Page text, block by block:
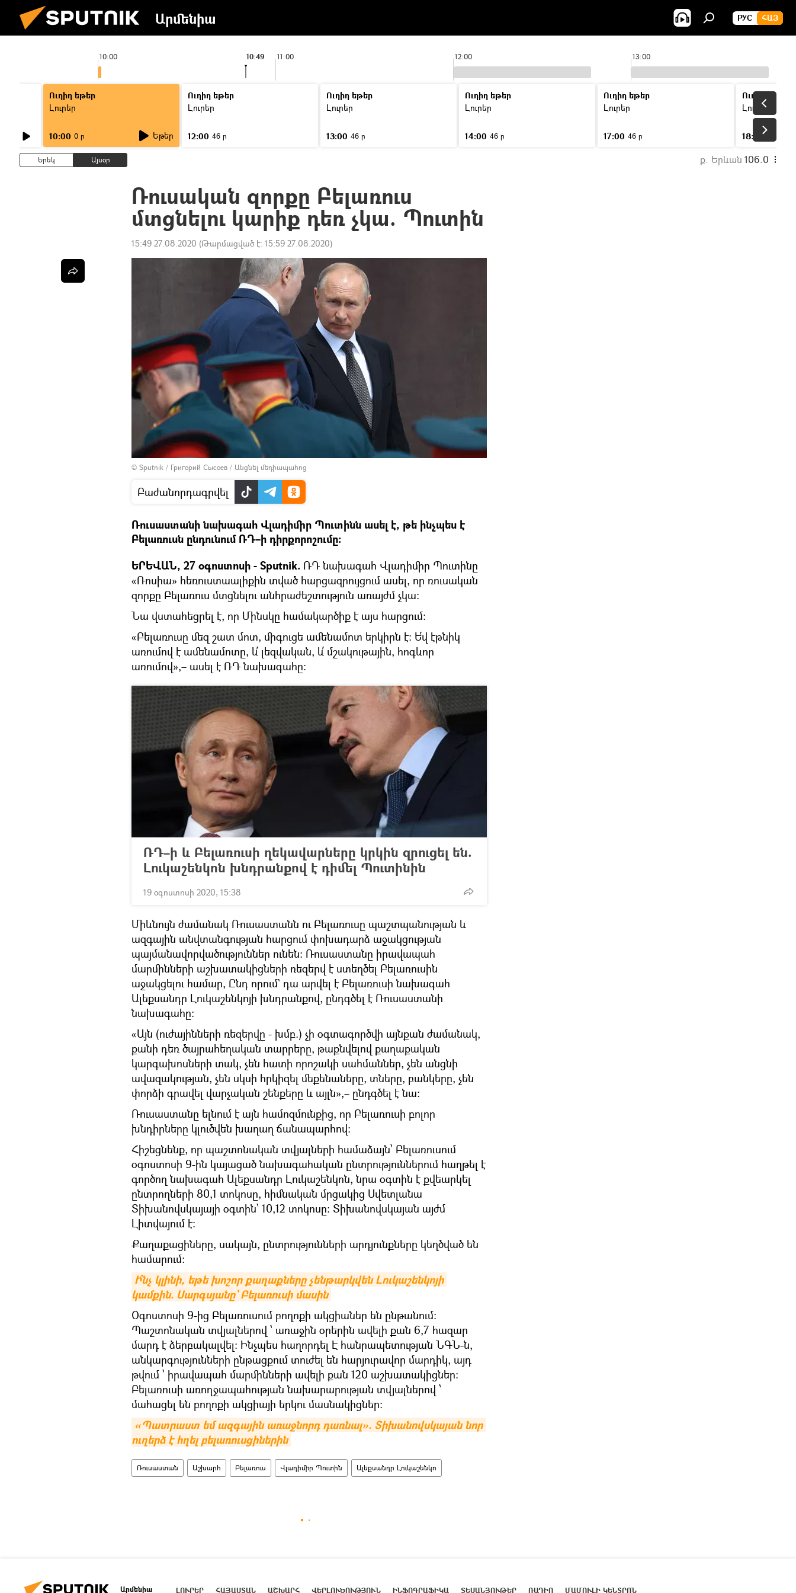
Արմենիա РУС ՀԱՅ
10:00 11:00 12:00 13:00
10:49
Ուղիղ եթեր
Լուրեր
10:00 0 ր Եթեր
Ուղիղ եթեր
Լուրեր
12:00 46 ր
Ուղիղ եթեր
Լուրեր
13:00 46 ր
Ուղիղ եթեր
Լուրեր
14:00 46 ր
Ուղիղ եթեր
Լուրեր
17:00 46 ր
Ուղիղ եթեր
Լուրեր
18:00
Երեկ Այսօր ք. Երևան 106.0
Ռուսական զորքը Բելառուս
մտցնելու կարիք դեռ չկա. Պուտին
15:49 27.08.2020 (Թարմացված է: 15:59 27.08.2020)
© Sputnik / Григорий Сысоев / Անցնել մեդիապահոց
Բաժանորդագրվել
Ռուսաստանի նախագահ Վլադիմիր Պուտինն ասել է, թե ինչպես է
Բելառուսն ընդունում ՌԴ–ի դիրքորոշումը։
ԵՐԵՎԱՆ, 27 օգոստոսի - Sputnik. ՌԴ նախագահ Վլադիմիր Պուտինը
«Ռոսիա» հեռուստաալիքին տված հարցազրույցում ասել, որ ռուսական
զորքը Բելառուս մտցնելու անհրաժեշտություն առայժմ չկա։
Նա վստահեցրել է, որ Մինսկը համակարծիք է այս հարցում։
«Բելառուսը մեզ շատ մոտ, միգուցե ամենամոտ երկիրն է։ Ե՛վ էթնիկ
առումով է ամենամոտը, և՛ լեզվական, և՛ մշակութային, հոգևոր
առումով»,– ասել է ՌԴ նախագահը։
ՌԴ–ի և Բելառուսի ղեկավարները կրկին զրուցել են.
Լուկաշենկոն խնդրանքով է դիմել Պուտինին
19 օգոստոսի 2020, 15:38
Միևնույն ժամանակ Ռուսաստանն ու Բելառուսը պաշտպանության և
ազգային անվտանգության հարցում փոխադարձ աջակցության
պայմանավորվածություններ ունեն: Ռուսաստանը իրավապահ
մարմինների աշխատակիցների ռեզերվ է ստեղծել Բելառուսին
աջակցելու համար, Ընդ որում` դա արվել է Բելառուսի նախագահ
Ալեքսանդր Լուկաշենկոյի խնդրանքով, ընդգծել է Ռուսաստանի
նախագահը:
«Այն (ուժայինների ռեզերվը - խմբ.) չի օգտագործվի այնքան ժամանակ,
քանի դեռ ծայրահեղական տարրերը, թաքնվելով քաղաքական
կարգախոսների տակ, չեն հատի որոշակի սահմաններ, չեն անցնի
ավազակության, չեն սկսի հրկիզել մեքենաները, տները, բանկերը, չեն
փորձի գրավել վարչական շենքերը և այլն»,– ընդգծել է նա:
Ռուսաստանը ելնում է այն համոզմունքից, որ Բելառուսի բոլոր
խնդիրները կլուծվեն խաղաղ ճանապարհով։
Հիշեցնենք, որ պաշտոնական տվյալների համաձայն՝ Բելառուսում
օգոստոսի 9-ին կայացած նախագահական ընտրություններում հաղթել է
գործող նախագահ Ալեքսանդր Լուկաշենկոն, նրա օգտին է քվեարկել
ընտրողների 80,1 տոկոսը, հիմնական մրցակից Սվետլանա
Տիխանովսկայայի օգտին՝ 10,12 տոկոսը: Տիխանովսկայան այժմ
Լիտվայում է:
Քաղաքացիները, սակայն, ընտրությունների արդյունքները կեղծված են
համարում։
Ի՞նչ կլինի, եթե խոշոր քաղաքները չենթարկվեն Լուկաշենկոյի
կամքին. Սարգսյանը` Բելառուսի մասին
Օգոստոսի 9-ից Բելառուսում բողոքի ակցիաներ են ընթանում:
Պաշտոնական տվյալներով ՝ առաջին օրերին ավելի քան 6,7 հազար
մարդ է ձերբակալվել։ Ինչպես հաղորդել Է հանրապետության ՆԳՆ-ն,
անկարգությունների ընթացքում տուժել են հարյուրավոր մարդիկ, այդ
թվում ՝ իրավապահ մարմինների ավելի քան 120 աշխատակիցներ:
Բելառուսի առողջապահության նախարարության տվյալներով ՝
մահացել են բողոքի ակցիայի երկու մասնակիցներ։
«Պատրաստ եմ ազգային առաջնորդ դառնալ». Տիխանովսկայան նոր
ուղերձ է հղել բելառուսցիներին
Ռուսաստան Աշխարհ Բելառուս Վլադիմիր Պուտին Ալեքսանդր Լուկաշենկո
Արմենիա ԼՈՒՐԵՐ ՀԱՅԱՍՏԱՆ ԱՇԽԱՐՀ ՎԵՐԼՈՒԾՈՒԹՅՈՒՆ ԻՆՖՈԳՐԱՖԻԿԱ ՏԵՍԱՆՅՈՒԹԵՐ ՌԱԴԻՈ ՄԱՄՈՒԼԻ ԿԵՆՏՐՈՆ